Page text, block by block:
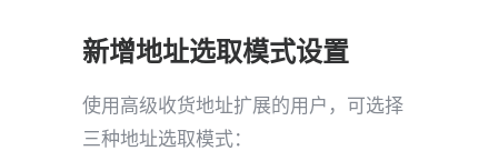
新增地址选取模式设置
使用高级收货地址扩展的用户，可选择
三种地址选取模式：